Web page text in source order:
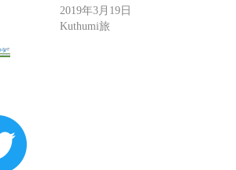
2019年3月19日
Kuthumi旅